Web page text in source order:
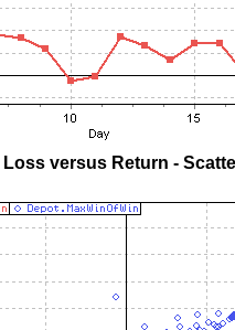
versus Return -